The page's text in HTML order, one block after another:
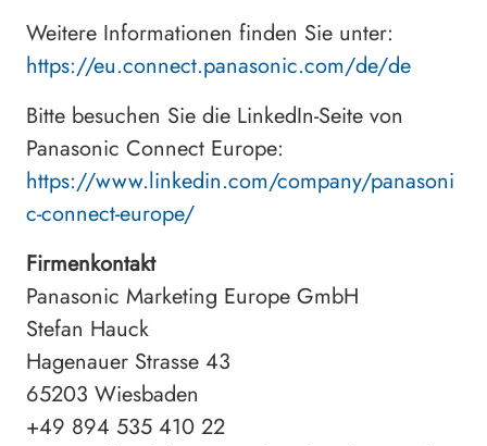
Weitere Informationen finden Sie unter:
https://eu.connect.panasonic.com/de/de
Bitte besuchen Sie die LinkedIn-Seite von
Panasonic Connect Europe:
https://www.linkedin.com/company/panasoni
c-connect-europe/
Firmenkontakt
Panasonic Marketing Europe GmbH
Stefan Hauck
Hagenauer Strasse 43
65203 Wiesbaden
+49 894 535 410 22